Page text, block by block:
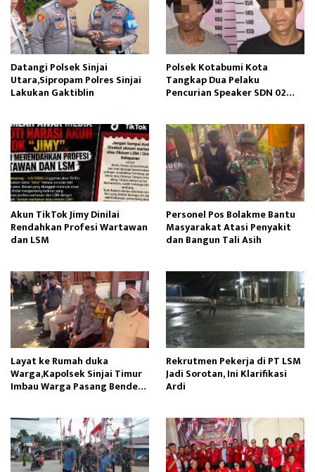
Datangi Polsek Sinjai
Utara,Sipropam Polres Sinjai
Lakukan Gaktiblin
Polsek Kotabumi Kota
Tangkap Dua Pelaku
Pencurian Speaker SDN 02
Akun TikTok Jimy Dinilai
Rendahkan Profesi Wartawan
dan LSM
Personel Pos Bolakme Bantu
Masyarakat Atasi Penyakit
dan Bangun Tali Asih
Layat ke Rumah duka
Warga,Kapolsek Sinjai Timur
Imbau Warga Pasang Bendera
Rekrutmen Pekerja di PT LSM
Jadi Sorotan, Ini Klarifikasi
Ardi